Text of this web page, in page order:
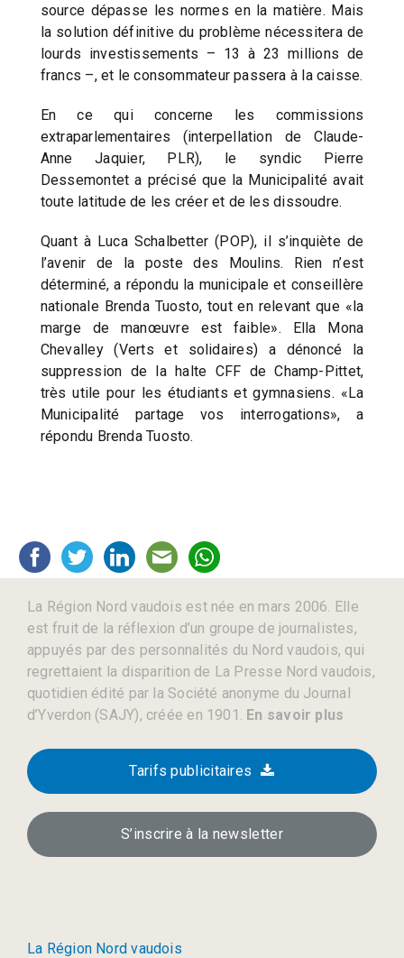
source dépasse les normes en la matière. Mais
la solution définitive du problème nécessitera de
lourds investissements – 13 à 23 millions de
francs –, et le consommateur passera à la caisse.
En ce qui concerne les commissions
extraparlementaires (interpellation de Claude-
Anne Jaquier, PLR), le syndic Pierre
Dessemontet a précisé que la Municipalité avait
toute latitude de les créer et de les dissoudre.
Quant à Luca Schalbetter (POP), il s’inquiète de
l’avenir de la poste des Moulins. Rien n’est
déterminé, a répondu la municipale et conseillère
nationale Brenda Tuosto, tout en relevant que «la
marge de manœuvre est faible». Ella Mona
Chevalley (Verts et solidaires) a dénoncé la
suppression de la halte CFF de Champ-Pittet,
très utile pour les étudiants et gymnasiens. «La
Municipalité partage vos interrogations», a
répondu Brenda Tuosto.
La Région Nord vaudois est née en mars 2006. Elle
est fruit de la réflexion d’un groupe de journalistes,
appuyés par des personnalités du Nord vaudois, qui
regrettaient la disparition de La Presse Nord vaudois,
quotidien édité par la Société anonyme du Journal
d’Yverdon (SAJY), créée en 1901. En savoir plus
Tarifs publicitaires
S’inscrire à la newsletter
La Région Nord vaudois